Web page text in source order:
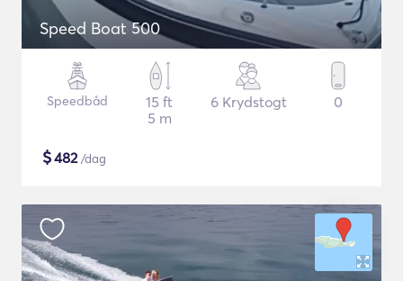
Speed Boat 500
Speedbåd
15 ft
5 m
6 Krydstogt 0
$482/dag